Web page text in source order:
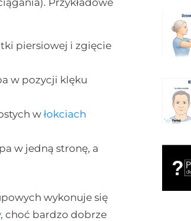
Przykładowe
piersiowej i zgięcie
w pozycji klęku
włokciach
w jedną stronę, a
wykonuje się
, choć bardzo dobrze